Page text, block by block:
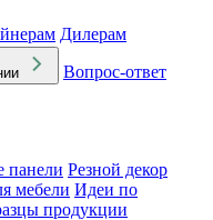
Дилерам
Вопрос-ответ
панели Резной декор
мебели Идеи по
продукции